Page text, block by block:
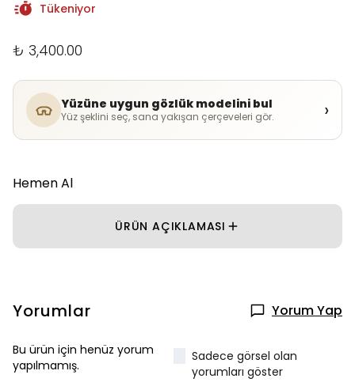
Tükeniyor
₺ 3,400.00
Yüzüne uygun gözlük modelini bul
Yüz şeklini seç, sana yakışan çerçeveleri gör. ›
Hemen Al
ÜRÜN AÇIKLAMASI
Yorumlar Yorum Yap
Bu ürün için henüz yorum
yapılmamış.
Sadece görsel olan
yorumları göster